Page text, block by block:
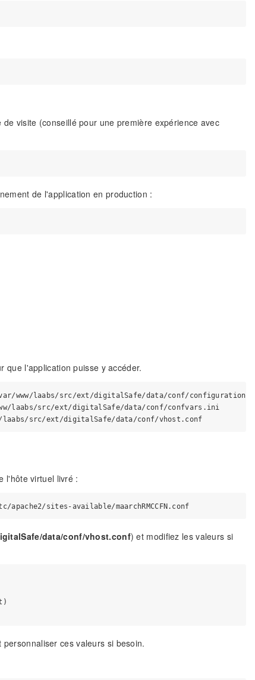
visite (conseillé pour une première expérience avec
de l'application en production :
que l'application puisse y accéder.
www/laabs/src/ext/digitalSafe/data/conf/
laabs/src/ext/digitalSafe/data/conf/confvars.ini
l'hôte virtuel livré :
data/conf/vhost.conf) et modifiez les valeurs si
ces valeurs si besoin.